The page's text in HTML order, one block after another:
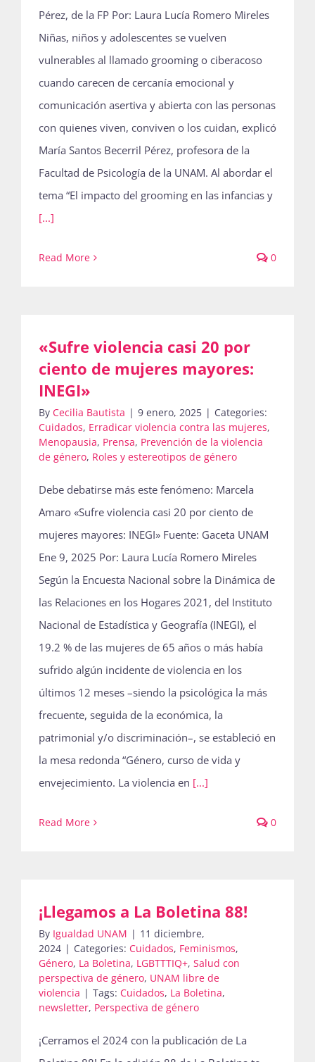
Pérez, de la FP Por: Laura Lucía Romero Mireles
Niñas, niños y adolescentes se vuelven
vulnerables al llamado grooming o ciberacoso
cuando carecen de cercanía emocional y
comunicación asertiva y abierta con las personas
con quienes viven, conviven o los cuidan, explicó
María Santos Becerril Pérez, profesora de la
Facultad de Psicología de la UNAM. Al abordar el
tema “El impacto del grooming en las infancias y
[...]
Read More 0
«Sufre violencia casi 20 por
ciento de mujeres mayores:
INEGI»
By Cecilia Bautista | 9 enero, 2025 | Categories:
Cuidados, Erradicar violencia contra las mujeres,
Menopausia, Prensa, Prevención de la violencia
de género, Roles y estereotipos de género
Debe debatirse más este fenómeno: Marcela
Amaro «Sufre violencia casi 20 por ciento de
mujeres mayores: INEGI» Fuente: Gaceta UNAM
Ene 9, 2025 Por: Laura Lucía Romero Mireles
Según la Encuesta Nacional sobre la Dinámica de
las Relaciones en los Hogares 2021, del Instituto
Nacional de Estadística y Geografía (INEGI), el
19.2 % de las mujeres de 65 años o más había
sufrido algún incidente de violencia en los
últimos 12 meses –siendo la psicológica la más
frecuente, seguida de la económica, la
patrimonial y/o discriminación–, se estableció en
la mesa redonda “Género, curso de vida y
envejecimiento. La violencia en [...]
Read More 0
¡Llegamos a La Boletina 88!
By Igualdad UNAM | 11 diciembre,
2024 | Categories: Cuidados, Feminismos,
Género, La Boletina, LGBTTTIQ+, Salud con
perspectiva de género, UNAM libre de
violencia | Tags: Cuidados, La Boletina,
newsletter, Perspectiva de género
¡Cerramos el 2024 con la publicación de La